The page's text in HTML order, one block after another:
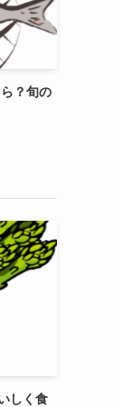
？旬の
しく食